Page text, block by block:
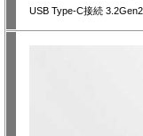
USB Type-C接続